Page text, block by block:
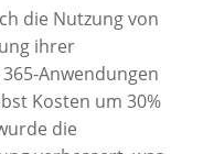
die Nutzung von
ihrer
Anwendungen
Kosten um 30%
die